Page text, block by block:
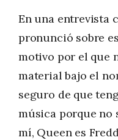
En una entrevista
pronunció sobre
motivo por el que
material bajo el
seguro de que
música porque no
mí, Queen es